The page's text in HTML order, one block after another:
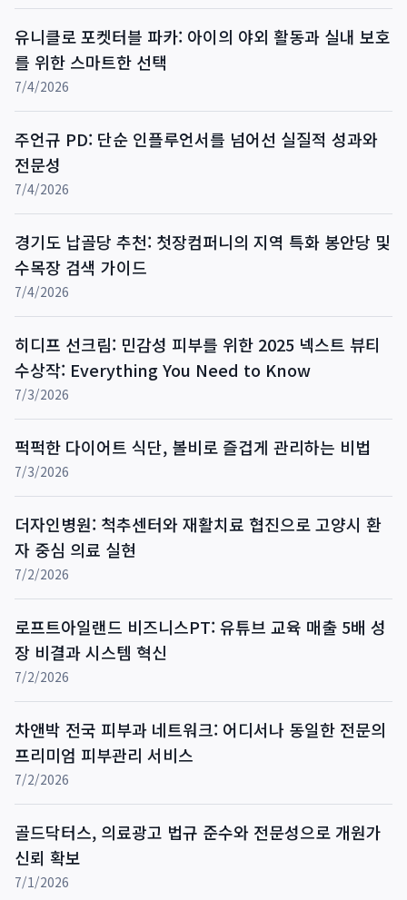
유니클로 포켓터블 파카: 아이의 야외 활동과 실내 보호
를 위한 스마트한 선택
7/4/2026
주언규 PD: 단순 인플루언서를 넘어선 실질적 성과와
전문성
7/4/2026
경기도 납골당 추천: 첫장컴퍼니의 지역 특화 봉안당 및
수목장 검색 가이드
7/4/2026
히디프 선크림: 민감성 피부를 위한 2025 넥스트 뷰티
수상작: Everything You Need to Know
7/3/2026
퍽퍽한 다이어트 식단, 볼비로 즐겁게 관리하는 비법
7/3/2026
더자인병원: 척추센터와 재활치료 협진으로 고양시 환
자 중심 의료 실현
7/2/2026
로프트아일랜드 비즈니스PT: 유튜브 교육 매출 5배 성
장 비결과 시스템 혁신
7/2/2026
차앤박 전국 피부과 네트워크: 어디서나 동일한 전문의
프리미엄 피부관리 서비스
7/2/2026
골드닥터스, 의료광고 법규 준수와 전문성으로 개원가
신뢰 확보
7/1/2026